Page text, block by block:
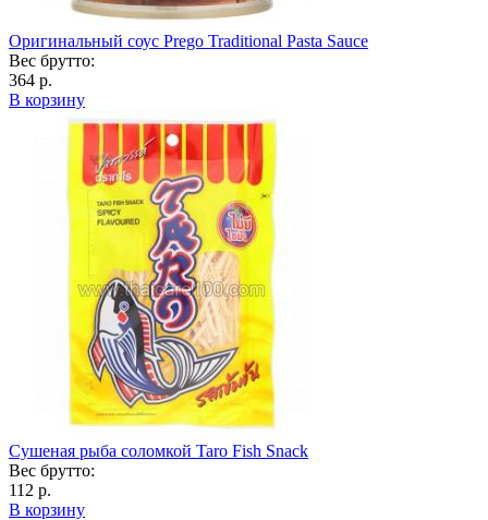
Оригинальный соус Prego Traditional Pasta Sauce
Вес брутто:
364 р.
В корзину
Сушеная рыба соломкой Taro Fish Snack
Вес брутто:
112 р.
В корзину